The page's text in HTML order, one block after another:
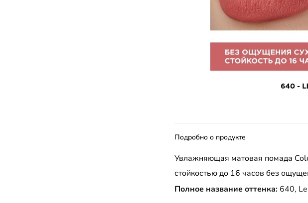
Подробно о продукте
Увлажняющая матовая помада
стойкостью до 16 часов без
Полное название оттенка: 640,